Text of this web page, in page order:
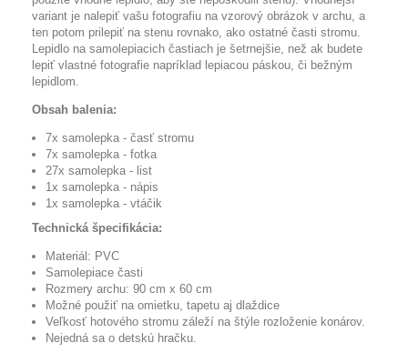
variant je nalepiť vašu fotografiu na vzorový obrázok v archu, a
ten potom prilepiť na stenu rovnako, ako ostatné časti stromu.
Lepidlo na samolepiacich častiach je šetrnejšie, než ak budete
lepiť vlastné fotografie napríklad lepiacou páskou, či bežným
lepidlom.
Obsah balenia:
7x samolepka - časť stromu
7x samolepka - fotka
27x samolepka - list
1x samolepka - nápis
1x samolepka - vtáčik
Technická špecifikácia:
Materiál: PVC
Samolepiace časti
Rozmery archu: 90 cm x 60 cm
Možné použiť na omietku, tapetu aj dlaždice
Veľkosť hotového stromu záleží na štýle rozloženie konárov.
Nejedná sa o detskú hračku.